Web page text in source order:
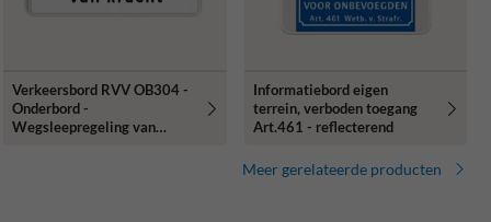
Verkeersbord RVV OB304 -
Onderbord -
Wegsleepregeling van
Informatiebord eigen
terrein, verboden toegang
Art.461 - reflecterend
Meer gerelateerde producten